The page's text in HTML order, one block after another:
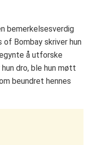
bemerkelsesverdig
of Bombay skriver hun
å utforske
dro, ble hun møtt
beundret hennes